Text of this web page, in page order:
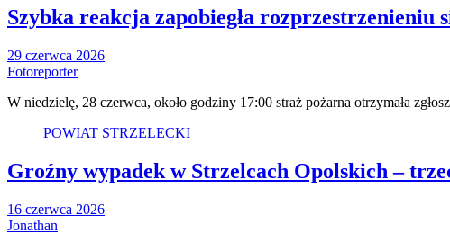
Szybka reakcja zapobiegła rozprzestrzenieniu
29 czerwca 2026
Fotoreporter
W niedzielę, 28 czerwca, około godziny 17:00 straż pożarna otrzymała
POWIAT STRZELECKI
Groźny wypadek w Strzelcach Opolskich –
16 czerwca 2026
Jonathan